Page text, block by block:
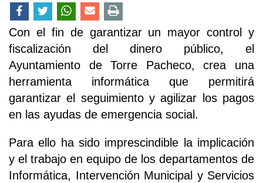
Con el fin de garantizar un mayor control y
fiscalización del dinero público, el
Ayuntamiento de Torre Pacheco, crea una
herramienta informática que permitirá
garantizar el seguimiento y agilizar los pagos
en las ayudas de emergencia social.
Para ello ha sido imprescindible la implicación
y el trabajo en equipo de los departamentos de
Informática, Intervención Municipal y Servicios